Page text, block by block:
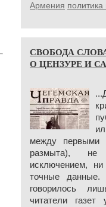
Армения
СВОБОДА
О ЦЕНЗУРЕ И
между первыми
размыта), не
исключением,
точные
говорилось
читатели